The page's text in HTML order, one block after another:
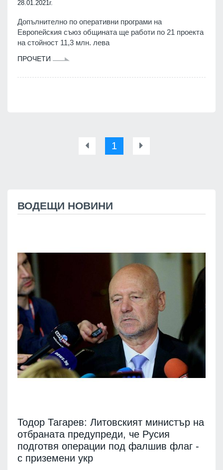
28.01.2021г.
Допълнително по оперативни програми на
Европейския съюз общината ще работи по 21 проекта
на стойност 11,3 млн. лева
ПРОЧЕТИ
1
ВОДЕЩИ НОВИНИ
Тодор Тагарев: Литовският министър на
отбраната предупреди, че Русия
подготвя операции под фалшив флаг -
с приземени укр